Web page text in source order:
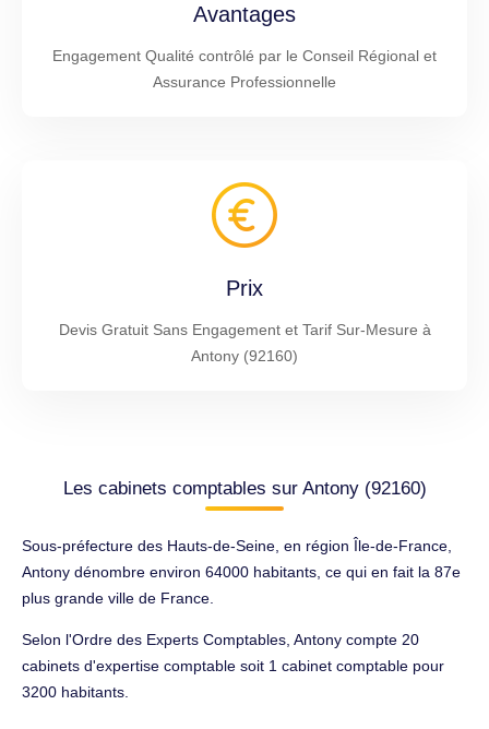
Avantages
Engagement Qualité contrôlé par le Conseil Régional et
Assurance Professionnelle
Prix
Devis Gratuit Sans Engagement et Tarif Sur-Mesure à
Antony (92160)
Les cabinets comptables sur Antony (92160)
Sous-préfecture des Hauts-de-Seine, en région Île-de-France,
Antony dénombre environ 64000 habitants, ce qui en fait la 87e
plus grande ville de France.
Selon l'Ordre des Experts Comptables, Antony compte 20
cabinets d'expertise comptable soit 1 cabinet comptable pour
3200 habitants.